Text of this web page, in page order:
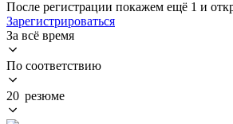
После регистрации покажем ещё 1 и
Зарегистрироваться
За всё время
По соответствию
20 резюме